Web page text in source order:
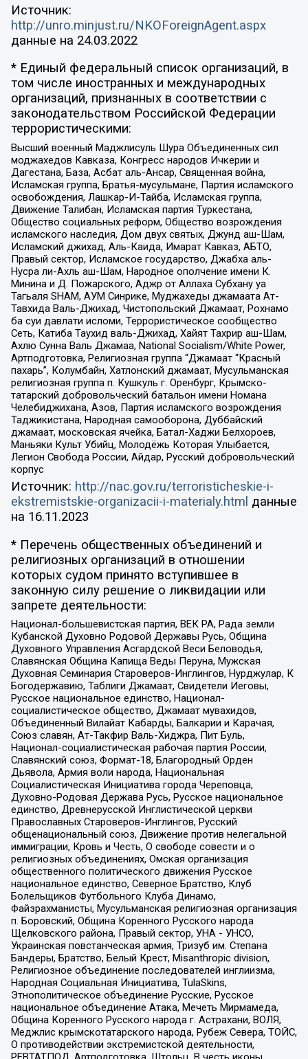
Источник:
http://unro.minjust.ru/NKOForeignAgent.aspx
данные на 24.03.2022
* Единый федеральный список организаций, в
том числе иностранных и международных
организаций, признанных в соответствии с
законодательством Российской Федерации
террористическими:
Высший военный Маджлисуль Шура Объединенных сил
моджахедов Кавказа, Конгресс народов Ичкерии и
Дагестана, База, Асбат аль-Ансар, Священная война,
Исламская группа, Братья-мусульмане, Партия исламского
освобождения, Лашкар-И-Тайба, Исламская группа,
Движение Талибан, Исламская партия Туркестана,
Общество социальных реформ, Общество возрождения
исламского наследия, Дом двух святых, Джунд аш-Шам,
Исламский джихад, Аль-Каида, Имарат Кавказ, АБТО,
Правый сектор, Исламское государство, Джабха аль-
Нусра ли-Ахль аш-Шам, Народное ополчение имени К.
Минина и Д. Пожарского, Аджр от Аллаха Субхану уа
Тагьаля SHAM, АУМ Синрике, Муджахеды джамаата Ат-
Тавхида Валь-Джихад, Чистопольский Джамаат, Рохнамо
ба суи давлати исломи, Террористическое сообщество
Сеть, Катиба Таухид валь-Джихад, Хайят Тахрир аш-Шам,
Ахлю Сунна Валь Джамаа, National Socialism/White Power,
Артподготовка, Религиозная группа “Джамаат “Красный
пахарь”, Колумбайн, Хатлонский джамаат, Мусульманская
религиозная группа п. Кушкуль г. Оренбург, Крымско-
татарский добровольческий батальон имени Номана
Челебиджихана, Азов, Партия исламского возрождения
Таджикистана, Народная самооборона, Дуббайский
джамаат, московская ячейка, Батал-Хаджи Белхороев,
Маньяки Культ Убийц, Молодёжь Которая Улыбается,
Легион Свобода России, Айдар, Русский добровольческий
корпус
Источник: http://nac.gov.ru/terroristicheskie-i-
ekstremistskie-organizacii-i-materialy.html данные
на 16.11.2023
* Перечень общественных объединений и
религиозных организаций в отношении
которых судом принято вступившее в
законную силу решение о ликвидации или
запрете деятельности:
Национал-большевистская партия, ВЕК РА, Рада земли
Кубанской Духовно Родовой Державы Русь, Община
Духовного Управления Асгардской Веси Беловодья,
Славянская Община Капища Веды Перуна, Мужская
Духовная Семинария Староверов-Инглингов, Нурджулар, К
Богодержавию, Таблиги Джамаат, Свидетели Иеговы,
Русское национальное единство, Национал-
социалистическое общество, Джамаат мувахидов,
Объединенный Вилайат Кабарды, Балкарии и Карачая,
Союз славян, Ат-Такфир Валь-Хиджра, Пит Буль,
Национал-социалистическая рабочая партия России,
Славянский союз, Формат-18, Благородный Орден
Дьявола, Армия воли народа, Национальная
Социалистическая Инициатива города Череповца,
Духовно-Родовая Держава Русь, Русское национальное
единство, Древнерусской Инглистической церкви
Православных Староверов-Инглингов, Русский
общенациональный союз, Движение против нелегальной
иммиграции, Кровь и Честь, О свободе совести и о
религиозных объединениях, Омская организация
общественного политического движения Русское
национальное единство, Северное Братство, Клуб
Болельщиков Футбольного Клуба Динамо,
Файзрахманисты, Мусульманская религиозная организация
п. Боровский, Община Коренного Русского народа
Щелковского района, Правый сектор, УНА - УНСО,
Украинская повстанческая армия, Тризуб им. Степана
Бандеры, Братство, Белый Крест, Misanthropic division,
Религиозное объединение последователей инглиизма,
Народная Социальная Инициатива, TulaSkins,
Этнополитическое объединение Русские, Русское
национальное объединение Атака, Мечеть Мирмамеда,
Община Коренного Русского народа г. Астрахани, ВОЛЯ,
Меджлис крымскотатарского народа, Рубеж Севера, ТОЙС,
О противодействии экстремистской деятельности,